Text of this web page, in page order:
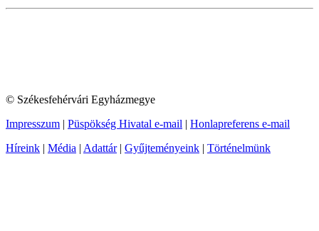
© Székesfehérvári Egyházmegye
Impresszum | Püspökség Hivatal e-mail | Honlapreferens e-mail
Híreink | Média | Adattár| Gyűjteményeink | Történelmünk